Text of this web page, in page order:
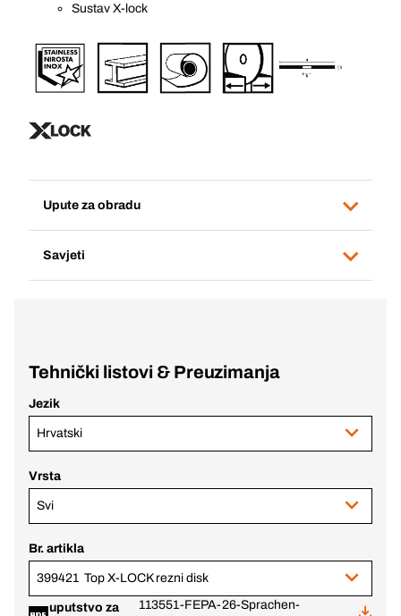
Sustav X-lock
Upute za obradu
Savjeti
Tehnički listovi & Preuzimanja
Jezik
Hrvatski
Vrsta
Svi
Br. artikla
399421 Top X-LOCK rezni disk
uputstvo za
113551-FEPA-26-Sprachen-